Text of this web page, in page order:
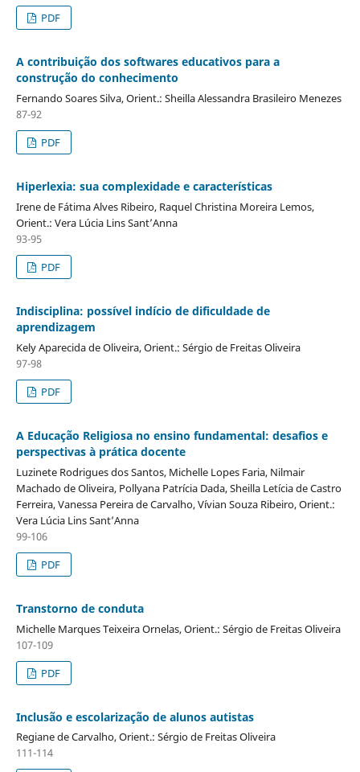
PDF
A contribuição dos softwares educativos para a
construção do conhecimento
Fernando Soares Silva, Orient.: Sheilla Alessandra Brasileiro Menezes
87-92
PDF
Hiperlexia: sua complexidade e características
Irene de Fátima Alves Ribeiro, Raquel Christina Moreira Lemos,
Orient.: Vera Lúcia Lins Sant’Anna
93-95
PDF
Indisciplina: possível indício de dificuldade de
aprendizagem
Kely Aparecida de Oliveira, Orient.: Sérgio de Freitas Oliveira
97-98
PDF
A Educação Religiosa no ensino fundamental: desafios e
perspectivas à prática docente
Luzinete Rodrigues dos Santos, Michelle Lopes Faria, Nilmair
Machado de Oliveira, Pollyana Patrícia Dada, Sheilla Letícia de Castro
Ferreira, Vanessa Pereira de Carvalho, Vívian Souza Ribeiro, Orient.:
Vera Lúcia Lins Sant’Anna
99-106
PDF
Transtorno de conduta
Michelle Marques Teixeira Ornelas, Orient.: Sérgio de Freitas Oliveira
107-109
PDF
Inclusão e escolarização de alunos autistas
Regiane de Carvalho, Orient.: Sérgio de Freitas Oliveira
111-114